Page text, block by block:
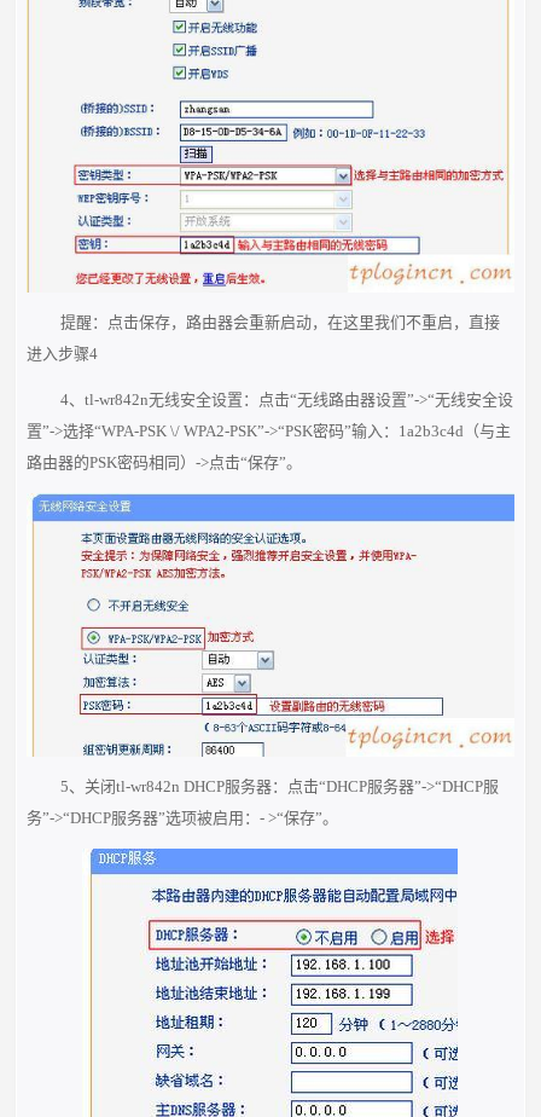
提醒：点击保存，路由器会重新启动，在这里我们不重启，直接
进入步骤4
4、tl-wr842n无线安全设置：点击“无线路由器设置”->“无线安全设
置”->选择“WPA-PSK \/ WPA2-PSK”->“PSK密码”输入：1a2b3c4d（与主
路由器的PSK密码相同）->点击“保存”。
5、关闭tl-wr842n DHCP服务器：点击“DHCP服务器”->“DHCP服
务”->“DHCP服务器”选项被启用：- >“保存”。